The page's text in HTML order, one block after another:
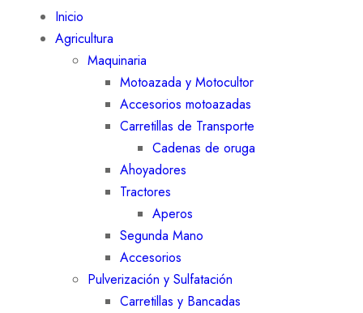
Inicio
Agricultura
Maquinaria
Motoazada y Motocultor
Accesorios motoazadas
Carretillas de Transporte
Cadenas de oruga
Ahoyadores
Tractores
Aperos
Segunda Mano
Accesorios
Pulverización y Sulfatación
Carretillas y Bancadas